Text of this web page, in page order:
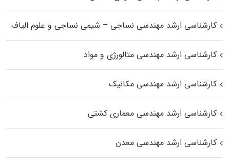
کارشناسی ارشد مهندسی نساجی – شیمی نساجی و علوم الیاف
کارشناسی ارشد مهندسی متالورژی و مواد
کارشناسی ارشد مهندسی مکانیک
کارشناسی ارشد مهندسی معماری کشتی
کارشناسی ارشد مهندسی معدن